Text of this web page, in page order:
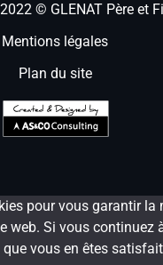
© GLENAT Père et
Mentions légales
Plan du site
pour vous garantir la
web. Si vous continuez
vous en êtes